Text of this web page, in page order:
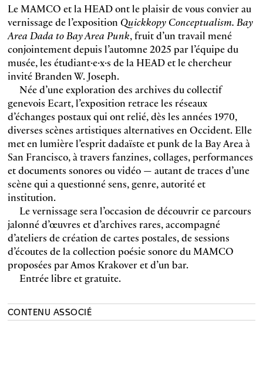
Le MAMCO et la HEAD ont le plaisir de vous convier au
vernissage de l’exposition Quickkopy Conceptualism. Bay
Area Dada to Bay Area Punk, fruit d’un travail mené
conjointement depuis l’automne 2025 par l’équipe du
musée, les étudiant·e·x·s de la HEAD et le chercheur
invité Branden W. Joseph.
Née d’une exploration des archives du collectif
genevois Ecart, l’exposition retrace les réseaux
d’échanges postaux qui ont relié, dès les années 1970,
diverses scènes artistiques alternatives en Occident. Elle
met en lumière l’esprit dadaïste et punk de la Bay Area à
San Francisco, à travers fanzines, collages, performances
et documents sonores ou vidéo — autant de traces d’une
scène qui a questionné sens, genre, autorité et
institution.
Le vernissage sera l’occasion de découvrir ce parcours
jalonné d’œuvres et d’archives rares, accompagné
d’ateliers de création de cartes postales, de sessions
d’écoutes de la collection poésie sonore du MAMCO
proposées par Amos Krakover et d’un bar.
Entrée libre et gratuite.
CONTENU ASSOCIÉ